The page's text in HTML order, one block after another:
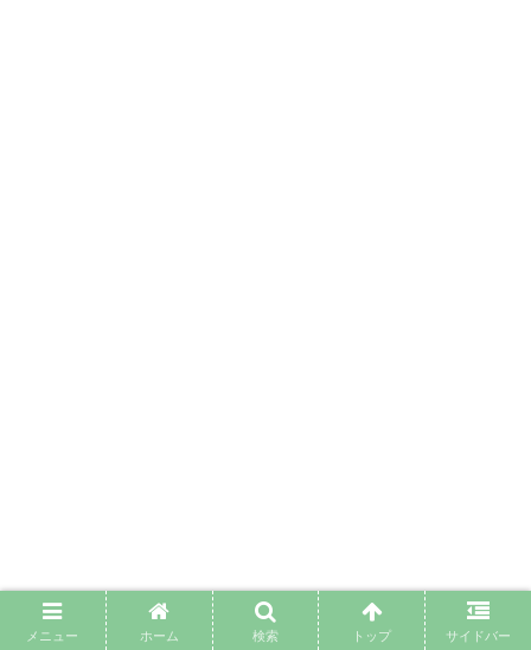
メニュー ホーム 検索 トップ サイドバー